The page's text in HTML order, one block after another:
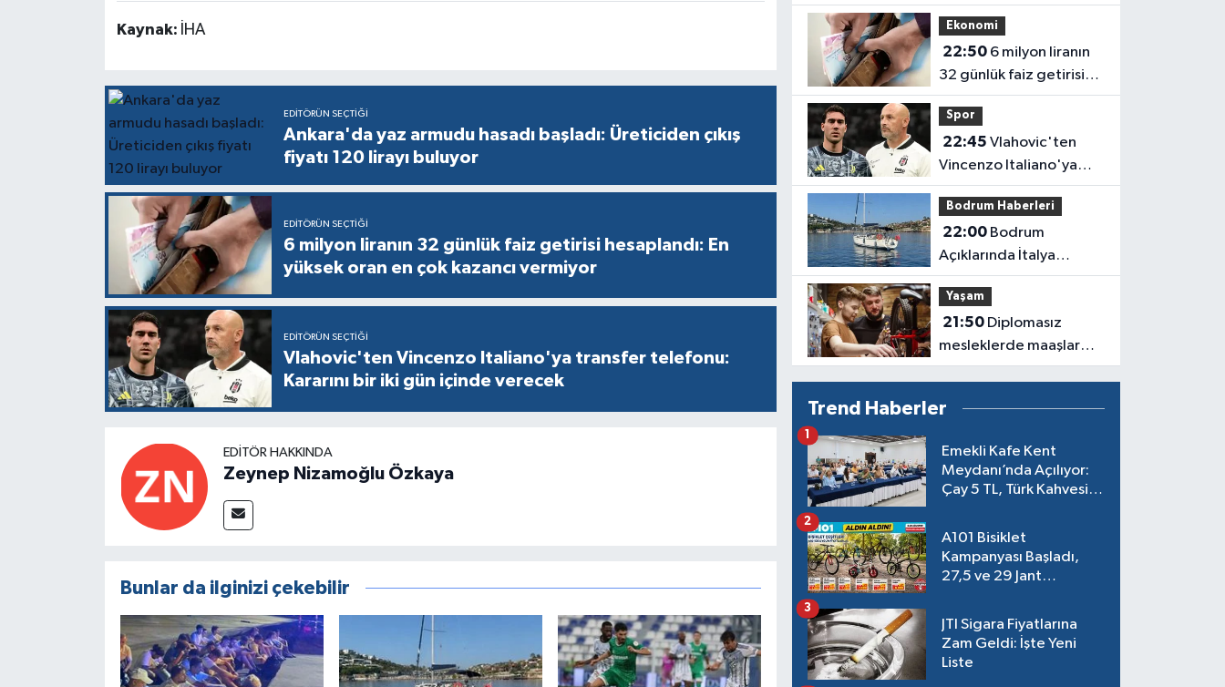
Kaynak: İHA
EDITÖRÜN SEÇTIĞI
Ankara'da yaz armudu hasadı başladı: Üreticiden çıkış
fiyatı 120 lirayı buluyor
EDITÖRÜN SEÇTIĞI
6 milyon liranın 32 günlük faiz getirisi hesaplandı: En
yüksek oran en çok kazancı vermiyor
EDITÖRÜN SEÇTIĞI
Vlahovic'ten Vincenzo Italiano'ya transfer telefonu:
Kararını bir iki gün içinde verecek
EDITÖR HAKKINDA
Zeynep Nizamoğlu Özkaya
Bunlar da ilginizi çekebilir
Operasyonu
Ekonomi
22:506 milyon liranın
32 günlük faiz getirisi
hesaplandı: En yüksek
oran en çok kazancı
vermiyor
Spor
22:45
Vincenzo Italiano'ya
transfer telefonu:
Kararını bir iki gün içinde
verecek
Bodrum Haberleri
22:00Bodrum
Açıklarında İtalya
Rotasında Göçmen
Operasyonu: 50 Kişi
Yakalandı
Yaşam
21:50Diplomasız
mesleklerde maaşlar
beyaz yakayı geçti:
usta bulunamıyor
Trend Haberler
Emekli Kafe Kent
Meydanı’nda Açılıyor:
Çay 5 TL, Türk Kahvesi
1
A101 Bisiklet
Kampanyası Başladı,
27,5 ve 29 Jant
2
JTI Sigara Fiyatlarına
Zam Geldi: İşte Yeni
Liste
3